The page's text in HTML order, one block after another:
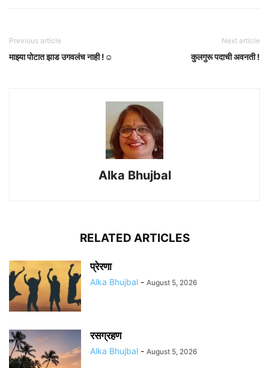
Previous article
माझ्या पोटात झाड उगवलंच नाही !☺️
Next article
कुलगुरू पदाची अवनती !
Alka Bhujbal
RELATED ARTICLES
प्रेरणा
Alka Bhujbal - August 5, 2026
रसग्रहण
Alka Bhujbal - August 5, 2026